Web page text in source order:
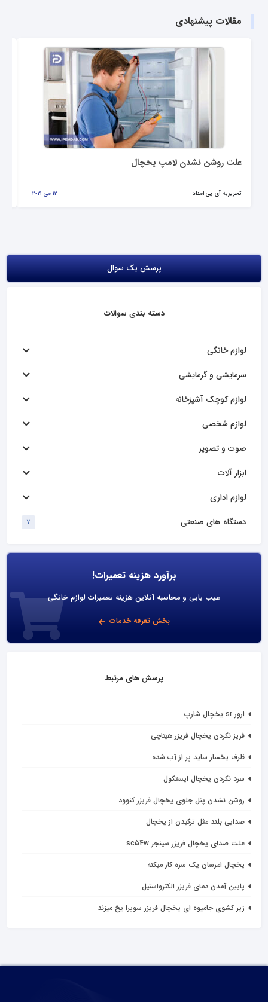
مقالات پیشنهادی
علت روشن نشدن لامپ یخچال
تحریریه آی پی امداد 12 می 2021
پرسش یک سوال
دسته بندی سوالات
لوازم خانگی
سرمایشی و گرمایشی
لوازم کوچک آشپزخانه
لوازم شخصی
صوت و تصویر
ابزار آلات
لوازم اداری
دستگاه های صنعتی
7
برآورد هزینه تعمیرات!
عیب یابی و محاسبه آنلاین هزینه تعمیرات لوازم خانگی
بخش تعرفه خدمات
پرسش های مرتبط
ارور sr یخچال شارپ
فریز نکردن یخچال فریزر هیتاچی
ظرف یخساز ساید پر از آب شده
سرد نکردن یخچال ایستکول
روشن نشدن پنل جلوی یخچال فریزر کنوود
صدایی بلند مثل ترکیدن از یخچال
علت صدای یخچال فریزر سینجر sc54w
یخچال امرسان یک سره کار میکنه
پایین آمدن دمای فریزر الکترواستیل
زیر کشوی جامیوه ای یخچال فریزر سوپرا یخ میزند